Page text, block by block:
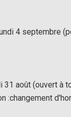
4 septembre
août (ouvert à
:changement